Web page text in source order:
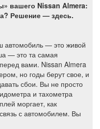
вашего Nissan Almera:
Решение — здесь.
автомобиль — это живой
— это та самая
вами. Nissan Almera
но годы берут свое, и
сбои. Вы не просто
и тахометра
моргает, как
с автомобилем. Вы